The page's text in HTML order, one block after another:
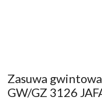
Zasuwa
GW/GZ 3126